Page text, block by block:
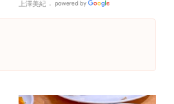
上澤美紀
Places